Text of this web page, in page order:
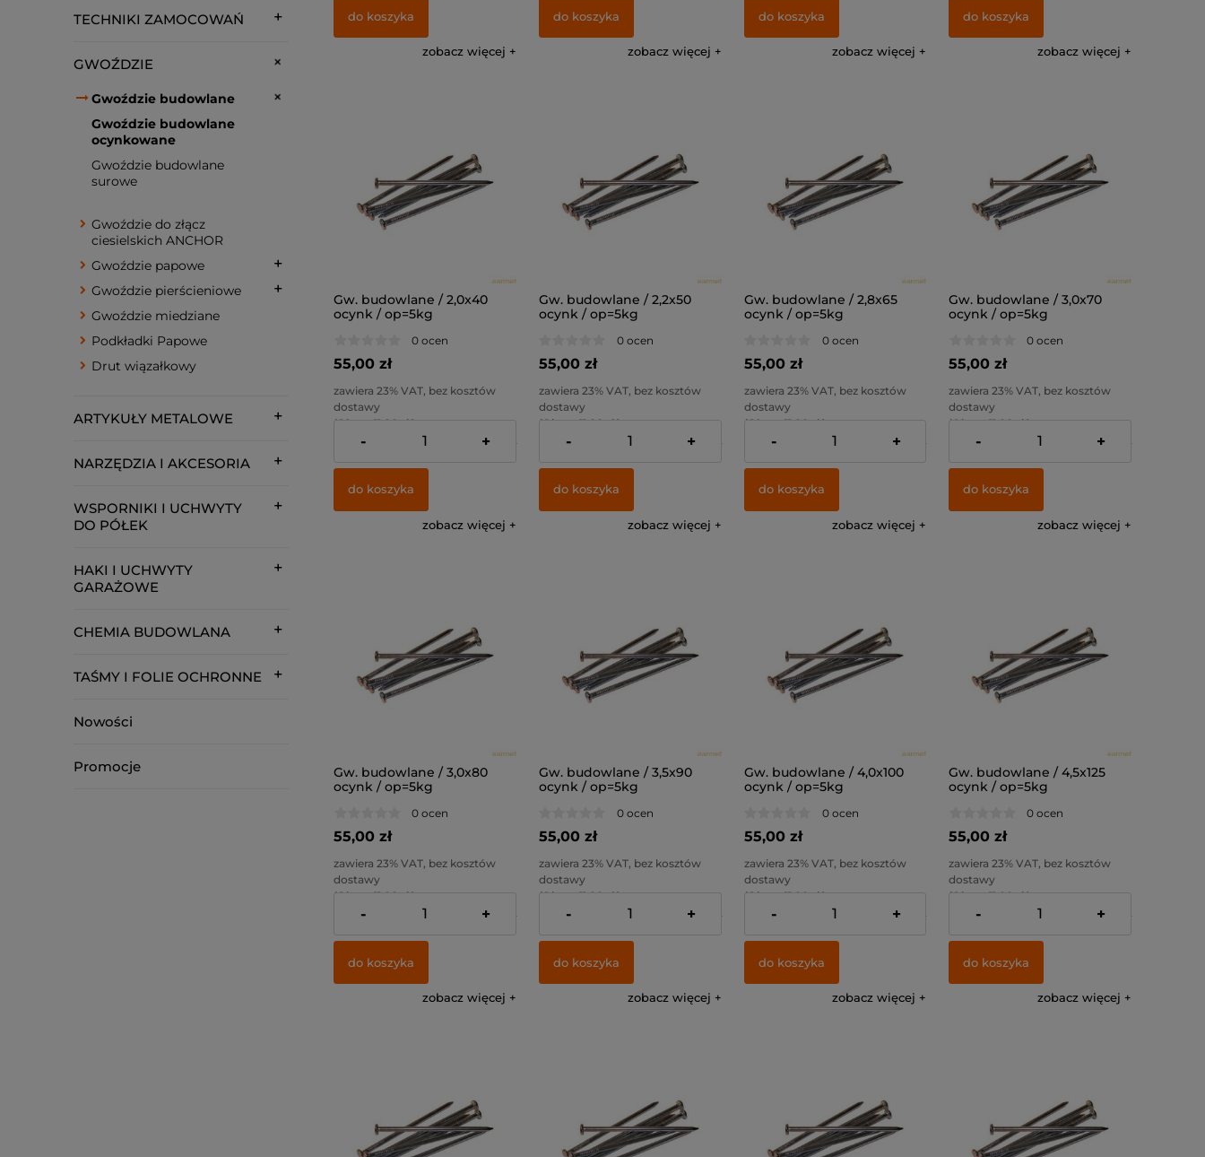
TECHNIKI ZAMOCOWAŃ
GWOŹDZIE
Gwoździe budowlane
Gwoździe budowlane
ocynkowane
Gwoździe budowlane
surowe
Gwoździe do złącz
ciesielskich ANCHOR
Gwoździe papowe
Gwoździe pierścieniowe
Gwoździe miedziane
Podkładki Papowe
Drut wiązałkowy
ARTYKUŁY METALOWE
NARZĘDZIA I AKCESORIA
WSPORNIKI I UCHWYTY
DO PÓŁEK
HAKI I UCHWYTY
GARAŻOWE
CHEMIA BUDOWLANA
TAŚMY I FOLIE OCHRONNE
Nowości
Promocje
do koszyka
zobacz więcej
do koszyka
zobacz więcej
do koszyka
zobacz więcej
do koszyka
zobacz więcej
Gw. budowlane / 2,0x40
ocynk / op=5kg
0 ocen
55,00 zł
zawiera 23% VAT, bez kosztów
dostawy
( 1 kg. = 11,00 zł )
Cena netto:
44,72 zł
- +
do koszyka
zobacz więcej
Gw. budowlane / 2,2x50
ocynk / op=5kg
0 ocen
55,00 zł
zawiera 23% VAT, bez kosztów
dostawy
( 1 kg. = 11,00 zł )
Cena netto:
44,72 zł
- +
do koszyka
zobacz więcej
Gw. budowlane / 2,8x65
ocynk / op=5kg
0 ocen
55,00 zł
zawiera 23% VAT, bez kosztów
dostawy
( 1 kg. = 11,00 zł )
Cena netto:
44,72 zł
- +
do koszyka
zobacz więcej
Gw. budowlane / 3,0x70
ocynk / op=5kg
0 ocen
55,00 zł
zawiera 23% VAT, bez kosztów
dostawy
( 1 kg. = 11,00 zł )
Cena netto:
44,72 zł
- +
do koszyka
zobacz więcej
Gw. budowlane / 3,0x80
ocynk / op=5kg
0 ocen
55,00 zł
zawiera 23% VAT, bez kosztów
dostawy
( 1 kg. = 11,00 zł )
Cena netto:
44,72 zł
- +
do koszyka
zobacz więcej
Gw. budowlane / 3,5x90
ocynk / op=5kg
0 ocen
55,00 zł
zawiera 23% VAT, bez kosztów
dostawy
( 1 kg. = 11,00 zł )
Cena netto:
44,72 zł
- +
do koszyka
zobacz więcej
Gw. budowlane / 4,0x100
ocynk / op=5kg
0 ocen
55,00 zł
zawiera 23% VAT, bez kosztów
dostawy
( 1 kg. = 11,00 zł )
Cena netto:
44,72 zł
- +
do koszyka
zobacz więcej
Gw. budowlane / 4,5x125
ocynk / op=5kg
0 ocen
55,00 zł
zawiera 23% VAT, bez kosztów
dostawy
( 1 kg. = 11,00 zł )
Cena netto:
44,72 zł
- +
do koszyka
zobacz więcej